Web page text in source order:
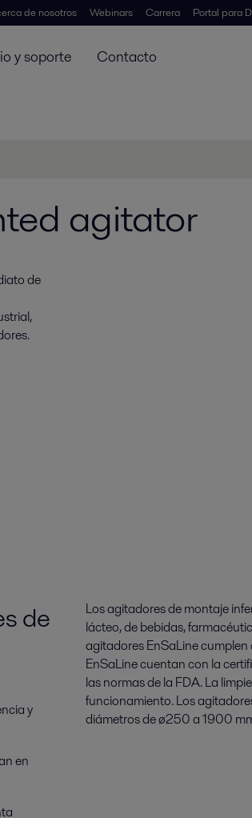
de nosotros Webinars Carrera Portal para
y soporte Contacto
agitator
de
de
y
en
Los agitadores de montaje
lácteo, de bebidas,
agitadores EnSaLine
EnSaLine cuentan con la
las normas de la FDA. La
funcionamiento. Los
diámetros de ø250 a 1900